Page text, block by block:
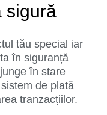
sigură
tău special iar
în siguranță
în stare
de plată
tranzacțiilor.